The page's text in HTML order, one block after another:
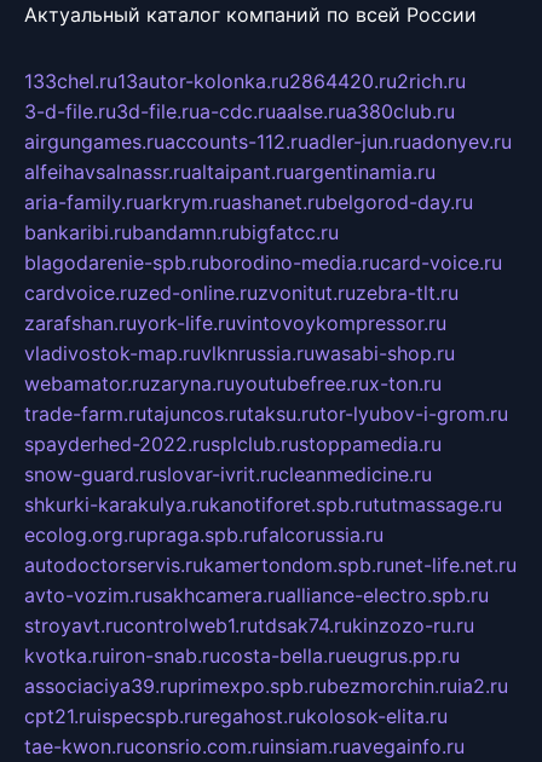
Актуальный каталог компаний по всей России
133chel.ru13autor-kolonka.ru2864420.ru2rich.ru
3-d-file.ru3d-file.rua-cdc.ruaalse.rua380club.ru
airgungames.ruaccounts-112.ruadler-jun.ruadonyev.ru
alfeihavsalnassr.rualtaipant.ruargentinamia.ru
aria-family.ruarkrym.ruashanet.rubelgorod-day.ru
bankaribi.rubandamn.rubigfatcc.ru
blagodarenie-spb.ruborodino-media.rucard-voice.ru
cardvoice.ruzed-online.ruzvonitut.ruzebra-tlt.ru
zarafshan.ruyork-life.ruvintovoykompressor.ru
vladivostok-map.ruvlknrussia.ruwasabi-shop.ru
webamator.ruzaryna.ruyoutubefree.rux-ton.ru
trade-farm.rutajuncos.rutaksu.rutor-lyubov-i-grom.ru
spayderhed-2022.rusplclub.rustoppamedia.ru
snow-guard.ruslovar-ivrit.rucleanmedicine.ru
shkurki-karakulya.rukanotiforet.spb.rututmassage.ru
ecolog.org.rupraga.spb.rufalcorussia.ru
autodoctorservis.rukamertondom.spb.runet-life.net.ru
avto-vozim.rusakhcamera.rualliance-electro.spb.ru
stroyavt.rucontrolweb1.rutdsak74.rukinzozo-ru.ru
kvotka.ruiron-snab.rucosta-bella.rueugrus.pp.ru
associaciya39.ruprimexpo.spb.rubezmorchin.ruia2.ru
cpt21.ruispecspb.ruregahost.rukolosok-elita.ru
tae-kwon.ruconsrio.com.ruinsiam.ruavegainfo.ru